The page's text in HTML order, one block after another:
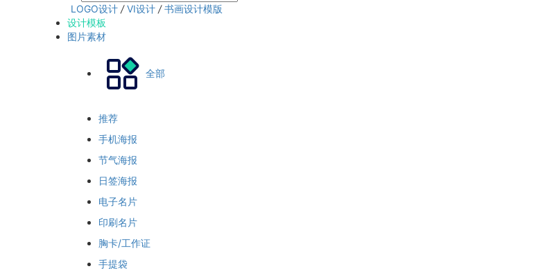
LOGO设计 / VI设计 / 书画设计模版
设计模板
图片素材
全部
推荐
手机海报
节气海报
日签海报
电子名片
印刷名片
胸卡/工作证
手提袋